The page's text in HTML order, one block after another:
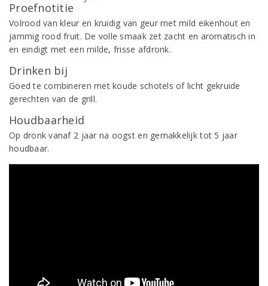
Proefnotitie
Volrood van kleur en kruidig van geur met mild eikenhout en
jammig rood fruit. De volle smaak zet zacht en aromatisch in
en eindigt met een milde, frisse afdronk.
Drinken bij
Goed te combineren met koude schotels of licht gekruide
gerechten van de grill.
Houdbaarheid
Op dronk vanaf 2 jaar na oogst en gemakkelijk tot 5 jaar
houdbaar.